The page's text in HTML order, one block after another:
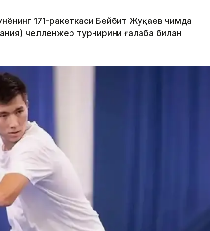
171-ракеткаси Бейбит Жуқаев чимда
челленжер турнирини ғалаба билан